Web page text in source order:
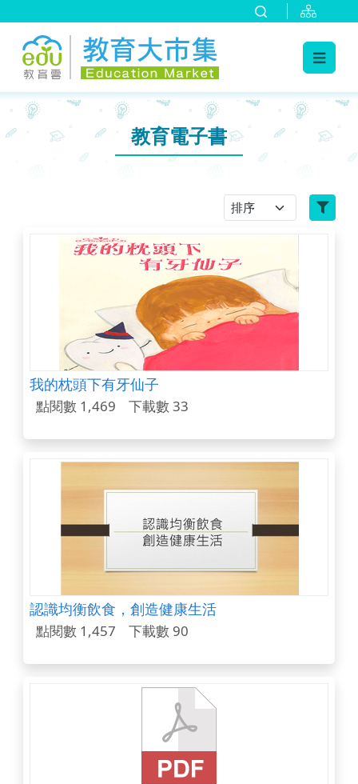
::: 教育電子書
我的枕頭下有牙仙子
點閱數 1,469 下載數 33
認識均衡飲食，創造健康生活
點閱數 1,457 下載數 90